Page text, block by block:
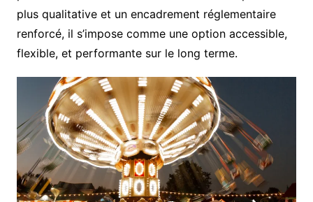
plus qualitative et un encadrement réglementaire
renforcé, il s’impose comme une option accessible,
flexible, et performante sur le long terme.